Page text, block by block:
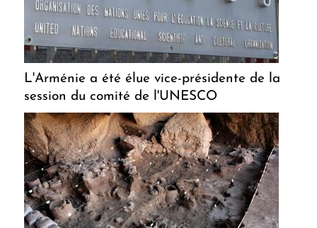
L'Arménie a été élue vice-présidente de la
session du comité de l'UNESCO